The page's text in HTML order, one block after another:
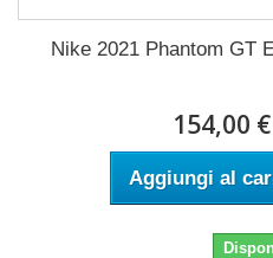
Nike 2021 Phantom GT
154,00 €
Aggiungi al